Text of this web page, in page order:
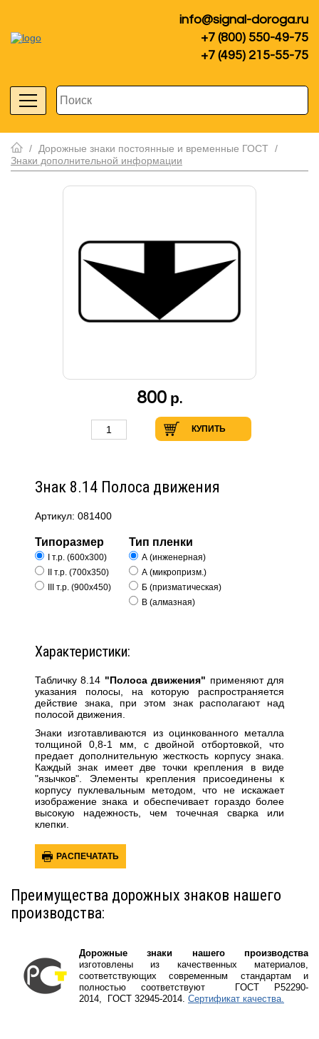
info@signal-doroga.ru
+7 (800) 550-49-75
+7 (495) 215-55-75
/ Дорожные знаки постоянные и временные ГОСТ /
Знаки дополнительной информации
Знак 8.14 Полоса движения
Артикул: 081400
Типоразмер
I т.р. (600х300)
II т.р. (700х350)
III т.р. (900х450)
Тип пленки
А (инженерная)
А (микропризм.)
Б (призматическая)
В (алмазная)
Характеристики:
Табличку 8.14 "Полоса движения" применяют для
указания полосы, на которую распространяется
действие знака, при этом знак располагают над
полосой движения.
Знаки изготавливаются из оцинкованного металла
толщиной 0,8-1 мм, с двойной отбортовкой, что
предает дополнительную жесткость корпусу знака.
Каждый знак имеет две точки крепления в виде
"язычков". Элементы крепления присоединены к
корпусу пуклевальным методом, что не искажает
изображение знака и обеспечивает гораздо более
высокую надежность, чем точечная сварка или
клепки.
РАСПЕЧАТАТЬ
800 р.
КУПИТЬ
Преимущества дорожных знаков нашего
производства:
Дорожные знаки нашего производства
изготовлены из качественных материалов,
соответствующих современным стандартам и
полностью соответствуют
ГOCT P52290-
2014, ГOCT 32945-2014. Сертификат качества.